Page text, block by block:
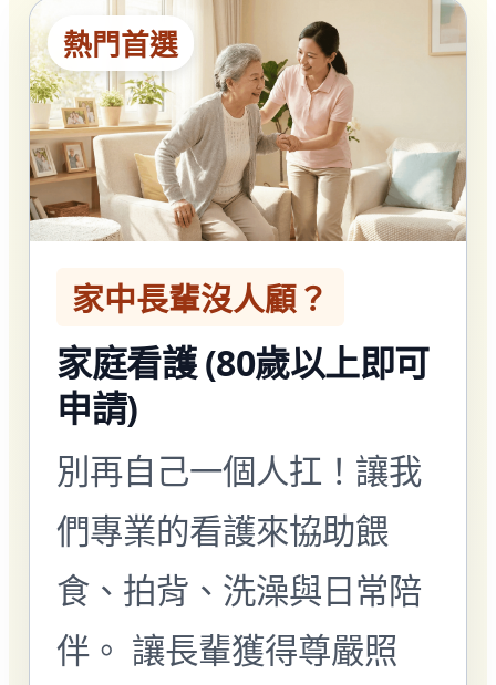
熱門首選
家中長輩沒人顧？
家庭看護 (80歲以上即可
申請)
別再自己一個人扛！讓我
們專業的看護來協助餵
食、拍背、洗澡與日常陪
伴。 讓長輩獲得尊嚴照